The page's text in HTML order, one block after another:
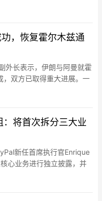
，恢复霍尔木兹通
外长表示，伊朗与阿曼就霍
，双方已取得重大进展。一
协议最终敲定，重新开放
也包括美国履行相关承
：将首次拆分三大业
新任首席执行官Enrique
心业务进行独立披露，并
资者更清晰评估各部门的
报告方式，并制定更加明确